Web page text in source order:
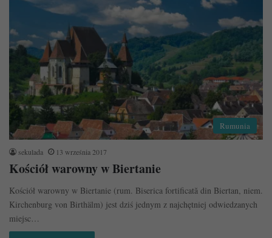
Rumunia
sekulada 13 września 2017
Kościół warowny w Biertanie
Kościół warowny w Biertanie (rum. Biserica fortificată din Biertan, niem.
Kirchenburg von Birthälm) jest dziś jednym z najchętniej odwiedzanych
miejsc…